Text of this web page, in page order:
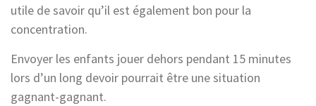
utile de savoir qu’il est également bon pour la
concentration.
Envoyer les enfants jouer dehors pendant 15 minutes
lors d’un long devoir pourrait être une situation
gagnant-gagnant.